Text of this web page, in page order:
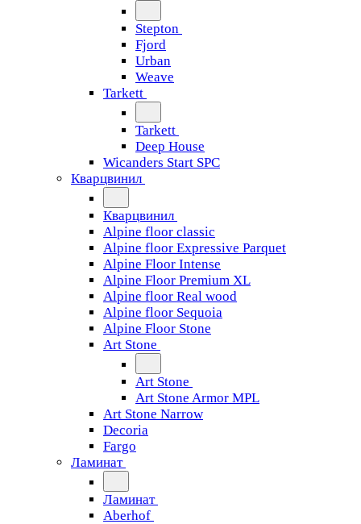
Stepton
Fjord
Urban
Weave
Tarkett
Tarkett
Deep House
Wicanders Start SPC
Кварцвинил
Кварцвинил
Alpine floor classic
Alpine floor Expressive Parquet
Alpine Floor Intense
Alpine Floor Premium XL
Alpine floor Real wood
Alpine floor Sequoia
Alpine Floor Stone
Art Stone
Art Stone
Art Stone Armor MPL
Art Stone Narrow
Decoria
Fargo
Ламинат
Ламинат
Aberhof